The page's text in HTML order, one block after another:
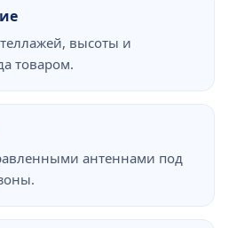
высоты и
товаром.
антеннами под